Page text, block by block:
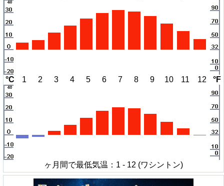
°C 1 2 3 4 5 6 7 8 9 10 11 12 °F
ヶ月間で最低気温：1 - 12 (ワシントン)